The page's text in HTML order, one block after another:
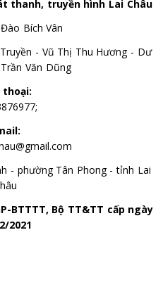
thanh, truyền hình Lai Châu
Đào Bích Vân
- Vũ Thị Thu Hương - Dư
Văn Dũng
thoại:
- phường Tân Phong - tỉnh Lai
BTTTT, Bộ TT&TT cấp ngày
2021